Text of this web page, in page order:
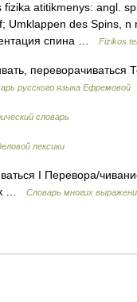
atitikmenys: angl.
Umklappen des Spins, n
спина …
Fizikos
переворачиваться
русского языка Ефремовой
словарь
лексики
I Перевора/
к …
Словарь многих